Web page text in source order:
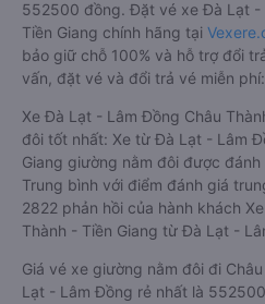
552500 đồng. Đặt vé xe Đà Lạt -
Tiền Giang chính hãng tại
bảo giữ chỗ 100% và hỗ trợ đổi
vấn, đặt vé và đổi trả vé miễn phí:
Xe Đà Lạt - Lâm Đồng Châu
đôi tốt nhất: Xe từ Đà Lạt - Lâm
Giang giường nằm đôi được
Trung bình với điểm đánh giá
2822 phản hồi của hành khách
Thành - Tiền Giang từ Đà Lạt -
Giá vé xe giường nằm đôi đi
Lạt - Lâm Đồng rẻ nhất là